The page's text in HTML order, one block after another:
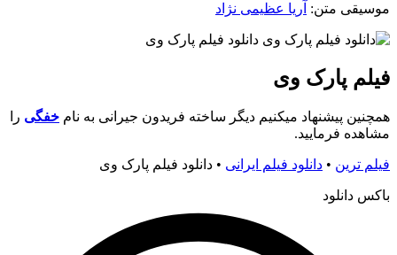
موسیقی متن: آریا عظیمی نژاد
فیلم پارک وی
همچنین پیشنهاد میکنیم دیگر ساخته فریدون جیرانی به نام خفگی را
مشاهده فرمایید.
فیلم ترین • دانلود فیلم ایرانی • دانلود فیلم پارک وی
باکس دانلود